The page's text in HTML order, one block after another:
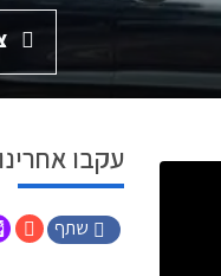
עקבו אחרינו
שתף